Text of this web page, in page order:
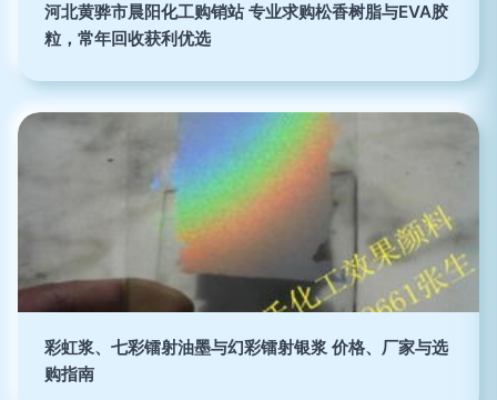
河北黄骅市晨阳化工购销站 专业求购松香树脂与EVA胶
粒，常年回收获利优选
彩虹浆、七彩镭射油墨与幻彩镭射银浆 价格、厂家与选
购指南